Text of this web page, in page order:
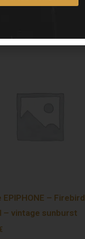
EPIPHONE – Firebird
– vintage sunburst